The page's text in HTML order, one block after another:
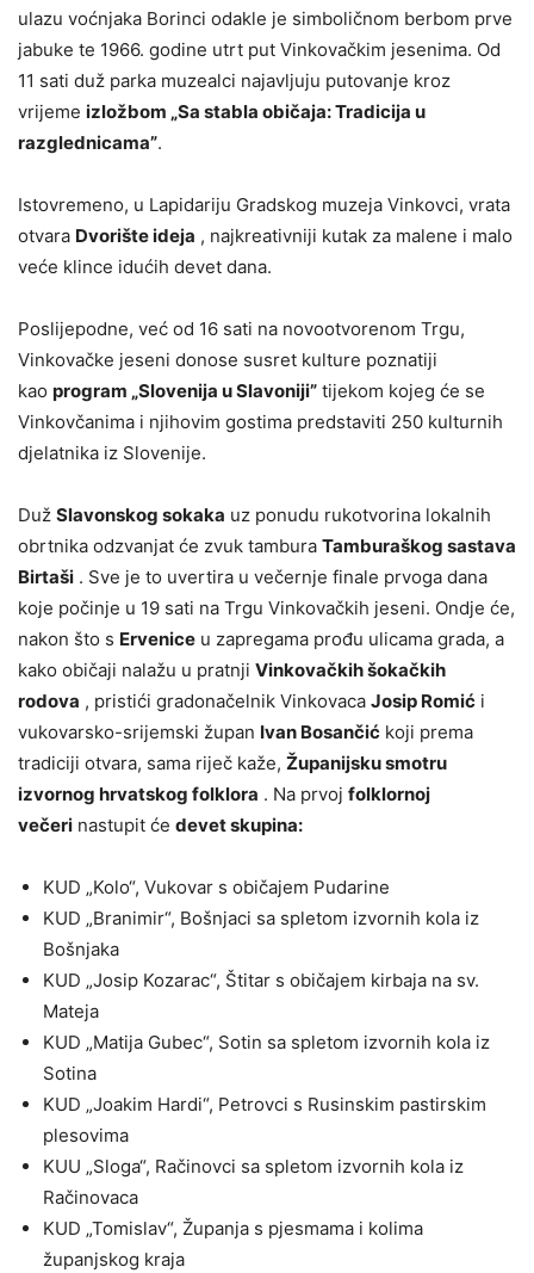
ulazu voćnjaka Borinci odakle je simboličnom berbom prve
jabuke te 1966. godine utrt put Vinkovačkim jesenima. Od
11 sati duž parka muzealci najavljuju putovanje kroz
vrijeme izložbom „Sa stabla običaja: Tradicija u
razglednicama”.
Istovremeno, u Lapidariju Gradskog muzeja Vinkovci, vrata
otvara Dvorište ideja , najkreativniji kutak za malene i malo
veće klince idućih devet dana.
Poslijepodne, već od 16 sati na novootvorenom Trgu,
Vinkovačke jeseni donose susret kulture poznatiji
kao program „Slovenija u Slavoniji” tijekom kojeg će se
Vinkovčanima i njihovim gostima predstaviti 250 kulturnih
djelatnika iz Slovenije.
Duž Slavonskog sokaka uz ponudu rukotvorina lokalnih
obrtnika odzvanjat će zvuk tambura Tamburaškog sastava
Birtaši . Sve je to uvertira u večernje finale prvoga dana
koje počinje u 19 sati na Trgu Vinkovačkih jeseni. Ondje će,
nakon što s Ervenice u zapregama prođu ulicama grada, a
kako običaji nalažu u pratnji Vinkovačkih šokačkih
rodova , pristići gradonačelnik Vinkovaca Josip Romić i
vukovarsko-srijemski župan Ivan Bosančić koji prema
tradiciji otvara, sama riječ kaže, Županijsku smotru
izvornog hrvatskog folklora . Na prvoj folklornoj
večeri nastupit će devet skupina:
KUD „Kolo“, Vukovar s običajem Pudarine
KUD „Branimir“, Bošnjaci sa spletom izvornih kola iz
Bošnjaka
KUD „Josip Kozarac“, Štitar s običajem kirbaja na sv.
Mateja
KUD „Matija Gubec“, Sotin sa spletom izvornih kola iz
Sotina
KUD „Joakim Hardi“, Petrovci s Rusinskim pastirskim
plesovima
KUU „Sloga“, Račinovci sa spletom izvornih kola iz
Račinovaca
KUD „Tomislav“, Županja s pjesmama i kolima
županjskog kraja